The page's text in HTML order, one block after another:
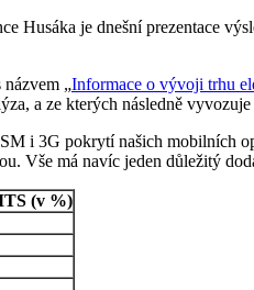
Husáka je dnešní prezentace
„Informace o vývoji trhu
a ze kterých následně vyvozuje
i 3G pokrytí našich mobilních
Vše má navíc jeden důležitý
(v %)